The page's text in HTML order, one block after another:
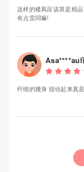
这样的楼凤应该算是精
有点雷同嘛!
Asa****aul
纤细的腰身 扭动起来真